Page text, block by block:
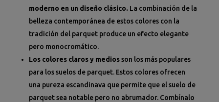
moderno en un diseño clásico. La combinación de la
belleza contemporánea de estos colores con la
tradición del parquet produce un efecto elegante
pero monocromático.
Los colores claros y mediosson los más populares
para los suelos de parquet. Estos colores ofrecen
una pureza escandinava que permite que el suelo de
parquet sea notable pero no abrumador. Combínalo